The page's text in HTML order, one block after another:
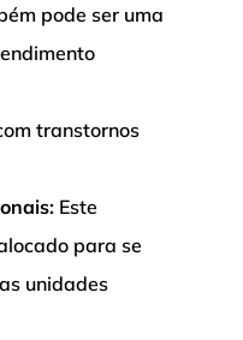
pode ser uma
transtornos
Este
para se
unidades